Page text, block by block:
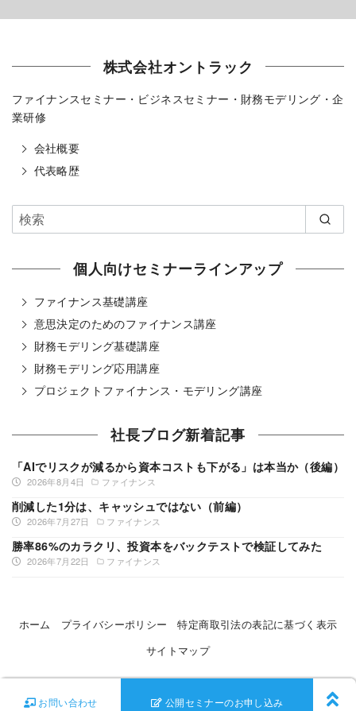
株式会社オントラック
ファイナンスセミナー・ビジネスセミナー・財務モデリング・企
業研修
会社概要
代表略歴
個人向けセミナーラインアップ
ファイナンス基礎講座
意思決定のためのファイナンス講座
財務モデリング基礎講座
財務モデリング応用講座
プロジェクトファイナンス・モデリング講座
社長ブログ新着記事
2026年8月4日 ファイナンス
「AIでリスクが減るから資本コストも下がる」は本当か（後編）
2026年7月27日 ファイナンス
削減した1分は、キャッシュではない（前編）
2026年7月22日 ファイナンス
勝率86%のカラクリ、投資本をバックテストで検証してみた
ホーム プライバシーポリシー
特定商取引法の表記に基づく表示
サイトマップ
お問い合わせ 公開セミナーのお申し込み